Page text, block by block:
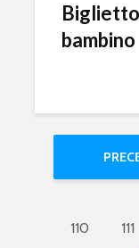
bambino
110 111